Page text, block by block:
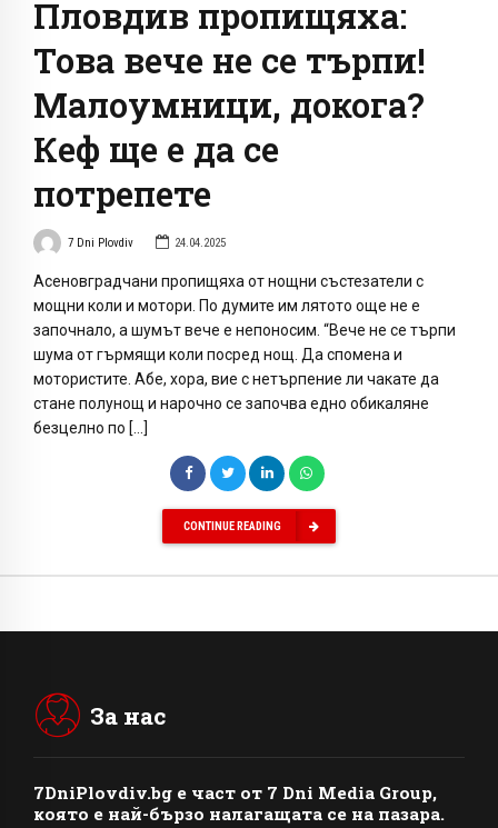
Пловдив пропищяха:
Това вече не се търпи!
Малоумници, докога?
Кеф ще е да се
потрепете
7 Dni Plovdiv 24.04.2025
Асеновградчани пропищяха от нощни състезатели с
мощни коли и мотори. По думите им лятото още не е
започнало, а шумът вече е непоносим. “Вече не се търпи
шума от гърмящи коли посред нощ. Да спомена и
мотористите. Абе, хора, вие с нетърпение ли чакате да
стане полунощ и нарочно се започва едно обикаляне
безцелно по […]
CONTINUE READING
За нас
7DniPlovdiv.bg e част от 7 Dni Media Group,
която е най-бързо налагащата се на пазара.